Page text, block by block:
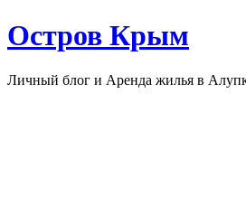
Остров Крым
Личный блог и Аренда жилья в